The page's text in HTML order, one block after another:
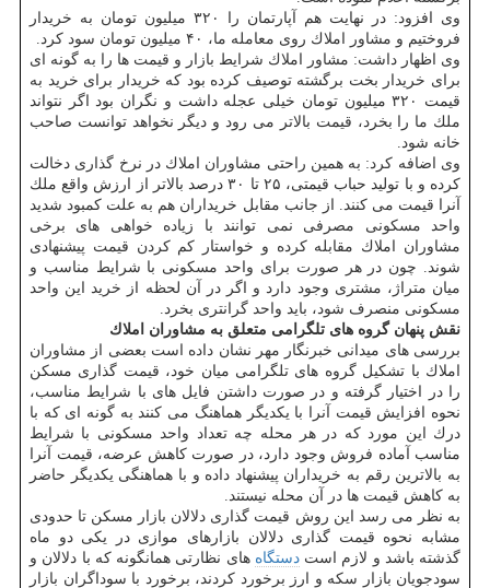
وی افزود: در نهایت هم آپارتمان را ۳۲۰ میلیون تومان به خریدار
فروختیم و مشاور املاك روی معامله ما، ۴۰ میلیون تومان سود كرد.
وی اظهار داشت: مشاور املاك شرایط بازار و قیمت ها را به گونه ای
برای خریدار بخت برگشته توصیف كرده بود كه خریدار برای خرید به
قیمت ۳۲۰ میلیون تومان خیلی عجله داشت و نگران بود اگر نتواند
ملك ما را بخرد، قیمت بالاتر می رود و دیگر نخواهد توانست صاحب
خانه شود.
وی اضافه كرد: به همین راحتی مشاوران املاك در نرخ گذاری دخالت
كرده و با تولید حباب قیمتی، ۲۵ تا ۳۰ درصد بالاتر از ارزش واقع ملك
آنرا قیمت می كنند. از جانب مقابل خریداران هم به علت كمبود شدید
واحد مسكونی مصرفی نمی توانند با زیاده خواهی های برخی
مشاوران املاك مقابله كرده و خواستار كم كردن قیمت پیشنهادی
شوند. چون در هر صورت برای واحد مسكونی با شرایط مناسب و
میان متراژ، مشتری وجود دارد و اگر در آن لحظه از خرید این واحد
مسكونی منصرف شود، باید واحد گرانتری بخرد.
نقش پنهان گروه های تلگرامی متعلق به مشاوران املاك
بررسی های میدانی خبرنگار مهر نشان داده است بعضی از مشاوران
املاك با تشكیل گروه های تلگرامی میان خود، قیمت گذاری مسكن
را در اختیار گرفته و در صورت داشتن فایل های با شرایط مناسب،
نحوه افزایش قیمت آنرا با یكدیگر هماهنگ می كنند به گونه ای كه با
درك این مورد كه در هر محله چه تعداد واحد مسكونی با شرایط
مناسب آماده فروش وجود دارد، در صورت كاهش عرضه، قیمت آنرا
به بالاترین رقم به خریداران پیشنهاد داده و با هماهنگی یكدیگر حاضر
به كاهش قیمت ها در آن محله نیستند.
به نظر می رسد این روش قیمت گذاری دلالان بازار مسكن تا حدودی
مشابه نحوه قیمت گذاری دلالان بازارهای موازی در یكی دو ماه
گذشته باشد و لازم استدستگاه های نظارتی همانگونه كه با دلالان و
سودجویان بازار سكه و ارز برخورد كردند، برخورد با سوداگران بازار